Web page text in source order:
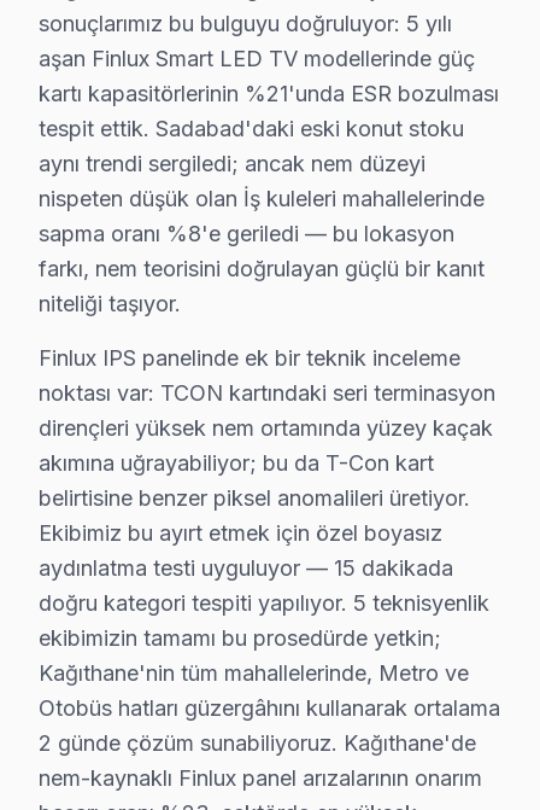
Fabrika Servis olarak sunduğumuz avantajlar
Bilinçli tüketim ve çevre dostu yaklaşımların önemi
Kağıthane Finlux servis - TV Tamiri
Finlux TV arızanız için Kağıthane'da adım adım ne
Adım 1: Fabrika Servis'i arayın (0850 811 14 36)
Adım 2: Arızayı tarif edin — ücretsiz ön teşhis yapılır
Adım 3: Aynı gün randevu — Metro ve Otobüs hatları
Adım 4: Teknisyen gelir, ölçüm yapar, fiyat söyler
Adım 5: Siz onaylarsanız tamir işlemi başlar —
Kağıthane Deresi aksı dahil tüm Kağıthane
Kağıthane Finlux TV Yerleştirme ve Bağlantı
Yeni bir Finlux televizyon aldıysanız, Kağıthane'da
Sunduğumuz kurulum seçenekleri:
• Kağıthane'de motorlu döner braket montajı ve ayarı
• Kağıthane servisimizde kablo kanalı ile estetik
• Kağıthane'de Wi-Fi optimizasyonu ve yayın ayarları
• Kağıthane servisimizde oyun konsolu ve harici cihaz
• Kağıthane'de uzaktan kumanda programlama
sonuçlarımız bu bulguyu doğruluyor: 5 yılı
aşan Finlux Smart LED TV modellerinde güç
kartı kapasitörlerinin %21'unda ESR bozulması
tespit ettik. Sadabad'daki eski konut stoku
aynı trendi sergiledi; ancak nem düzeyi
nispeten düşük olan İş kuleleri mahallelerinde
sapma oranı %8'e geriledi — bu lokasyon
farkı, nem teorisini doğrulayan güçlü bir kanıt
niteliği taşıyor.
Finlux IPS panelinde ek bir teknik inceleme
noktası var: TCON kartındaki seri terminasyon
dirençleri yüksek nem ortamında yüzey kaçak
akımına uğrayabiliyor; bu da T-Con kart
belirtisine benzer piksel anomalileri üretiyor.
Ekibimiz bu ayırt etmek için özel boyasız
aydınlatma testi uyguluyor — 15 dakikada
doğru kategori tespiti yapılıyor. 5 teknisyenlik
ekibimizin tamamı bu prosedürde yetkin;
Kağıthane'nin tüm mahallelerinde, Metro ve
Otobüs hatları güzergâhını kullanarak ortalama
2 günde çözüm sunabiliyoruz. Kağıthane'de
nem-kaynaklı Finlux panel arızalarının onarım